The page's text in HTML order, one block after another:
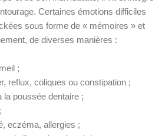
Certaines émotions difficiles
sous forme de « mémoires » et
de diverses manières :
;
reflux, coliques ou constipation ;
la poussée dentaire ;
eczéma, allergies ;